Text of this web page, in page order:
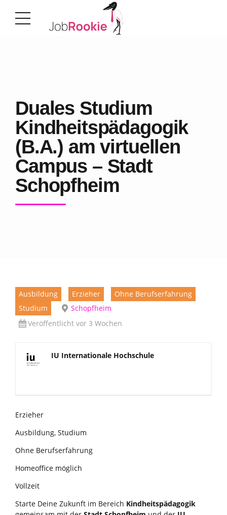
Duales Studium
Kindheitspädagogik
(B.A.) am virtuellen
Campus – Stadt
Schopfheim
Ausbildung Erzieher
Ohne Berufserfahrung
Studium
Schopfheim
Veröffentlicht vor 3 Wochen
IU Internationale Hochschule
Erzieher
Ausbildung, Studium
Ohne Berufserfahrung
Homeoffice möglich
Vollzeit
Starte Deine Zukunft im Bereich Kindheitspädagogik